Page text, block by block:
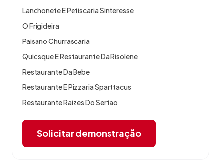
Lanchonete E Petiscaria Sinteresse
O Frigideira
Paisano Churrascaria
Quiosque E Restaurante Da Risolene
Restaurante Da Bebe
Restaurante E Pizzaria Sparttacus
Restaurante Raizes Do Sertao
Solicitar demonstração